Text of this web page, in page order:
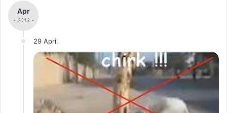
Apr
- 2013 -
29 April